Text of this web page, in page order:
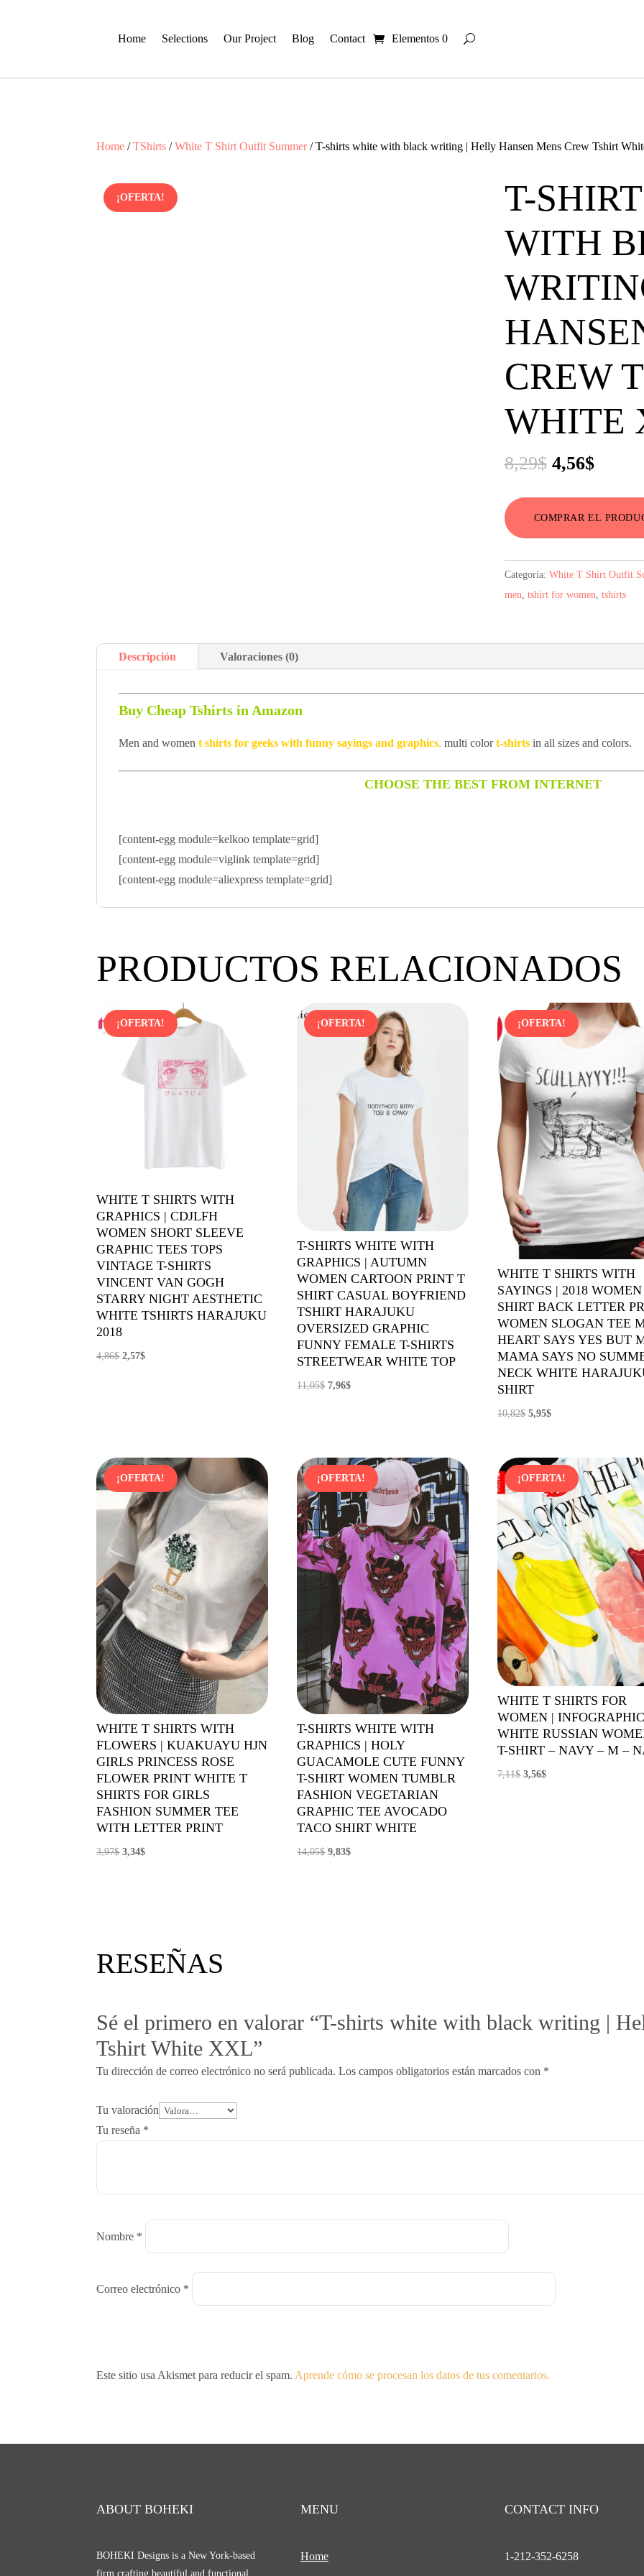
Home Selections Our Project Blog Contact Elementos 0
Home /TShirts /White T Shirt Outfit Summer/ T-shirts white with black writing | Helly Hansen Mens Crew Tshirt
¡OFERTA!
T-
WITH
CREW
WHITE
8,29$ El
original
era:
8,29$.
4,56$El
actual
es:
4,56$.
COMPRAR EL
Categoría: White T Shirt Outfit
men tshirt for women tshirts
Descripción Valoraciones (0)
Buy Cheap Tshirts in Amazon
Men and woment shirts for geeks with funny sayings and graphics, multi colort-shirts in all sizes and colors.
CHOOSE THE BEST FROM INTERNET
[content-egg module=kelkoo template=grid]
[content-egg module=viglink template=grid]
[content-egg module=aliexpress template=grid]
PRODUCTOS RELACIONADOS
¡OFERTA!
WHITE T SHIRTS WITH
GRAPHICS | CDJLFH
WOMEN SHORT SLEEVE
GRAPHIC TEES TOPS
VINTAGE T-SHIRTS
VINCENT VAN GOGH
STARRY NIGHT AESTHETIC
WHITE TSHIRTS HARAJUKU
2018
4,86$ El
2,57$El
¡OFERTA!
T-SHIRTS WHITE WITH
GRAPHICS | AUTUMN
WOMEN CARTOON PRINT T
SHIRT CASUAL BOYFRIEND
TSHIRT HARAJUKU
OVERSIZED GRAPHIC
FUNNY FEMALE T-SHIRTS
STREETWEAR WHITE TOP
11,05$ El
11,05$.
7,96$El
7,96$.
¡OFERTA!
WHITE T SHIRTS WITH
SAYINGS | 2018 WOMEN
SHIRT BACK LETTER
WOMEN SLOGAN TEE
HEART SAYS YES BUT
MAMA SAYS NO
NECK WHITE
SHIRT
10,82$ El
5,95$El
5,95$.
¡OFERTA!
WHITE T SHIRTS WITH
FLOWERS | KUAKUAYU HJN
GIRLS PRINCESS ROSE
FLOWER PRINT WHITE T
SHIRTS FOR GIRLS
FASHION SUMMER TEE
WITH LETTER PRINT
3,97$ El
3,34$El
¡OFERTA!
T-SHIRTS WHITE WITH
GRAPHICS | HOLY
GUACAMOLE CUTE FUNNY
T-SHIRT WOMEN TUMBLR
FASHION VEGETARIAN
GRAPHIC TEE AVOCADO
TACO SHIRT WHITE
14,05$ El
9,83$El
¡OFERTA!
WHITE T SHIRTS FOR
WOMEN | INFOGRAPHIC
WHITE RUSSIAN
T-SHIRT – NAVY – M –
7,11$ El
3,56$El
RESEÑAS
Sé el primero en valorar “T-shirts white with black writing |
Tshirt White XXL”
Tu dirección de correo electrónico no será publicada. Los campos obligatorios están marcados con *
Tu valoración
Tu reseña *
Nombre *
Correo electrónico *
Este sitio usa Akismet para reducir el spam. Aprende cómo se procesan los datos de tus comentarios.
ABOUT BOHEKI
BOHEKI Designs is a New York-based
firm crafting beautiful and functional
MENU
Home
CONTACT INFO
1-212-352-6258